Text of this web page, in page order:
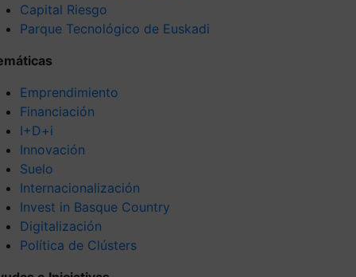
Capital Riesgo
Parque Tecnológico de Euskadi
Emprendimiento
Financiación
I+D+i
Innovación
Suelo
Internacionalización
Invest in Basque Country
Digitalización
Política de Clústers